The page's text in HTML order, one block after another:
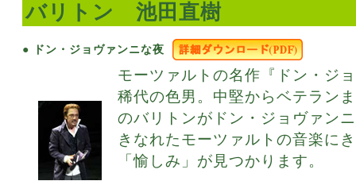
バリトン 池田直樹
● ドン・ジョヴァンニな夜
モーツァルトの名作『ドン・ジ
稀代の色男。中堅からベテラン
のバリトンがドン・ジョヴァン
きなれたモーツァルトの音楽に
「愉しみ」が見つかります。